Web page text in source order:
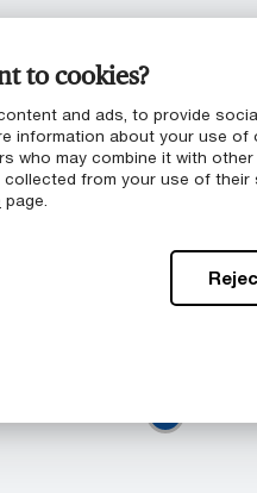
to cookies?
and ads, to provide
information about your use of
who may combine it with
from your use of their
page.
出しプ
TIVAR™